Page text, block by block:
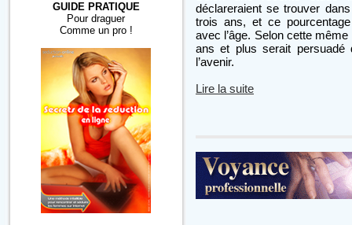
GUIDE PRATIQUE
Pour draguer
Comme un pro !
déclareraient se trouver
trois ans, et ce pourcentage
avec l’âge. Selon cette
ans et plus serait persuadé
l’avenir.
Lire la suite